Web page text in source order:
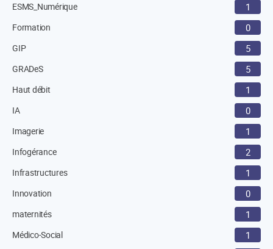
ESMS_Numérique 1
Formation 0
GIP 5
GRADeS 5
Haut débit 1
IA 0
Imagerie 1
Infogérance 2
Infrastructures 1
Innovation 0
maternités 1
Médico-Social 1